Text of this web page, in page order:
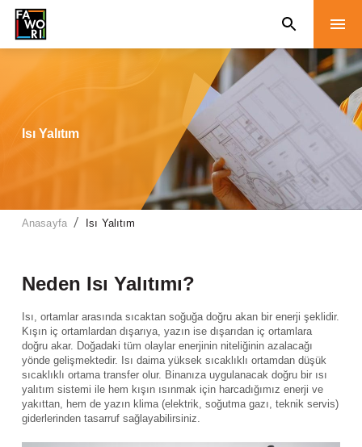
Isı Yalıtım
Anasayfa / Isı Yalıtım
Neden Isı Yalıtımı?
Isı, ortamlar arasında sıcaktan soğuğa doğru akan bir enerji şeklidir.
Kışın iç ortamlardan dışarıya, yazın ise dışarıdan iç ortamlara
doğru akar. Doğadaki tüm olaylar enerjinin niteliğinin azalacağı
yönde gelişmektedir. Isı daima yüksek sıcaklıklı ortamdan düşük
sıcaklıklı ortama transfer olur. Binanıza uygulanacak doğru bir ısı
yalıtım sistemi ile hem kışın ısınmak için harcadığımız enerji ve
yakıttan, hem de yazın klima (elektrik, soğutma gazı, teknik servis)
giderlerinden tasarruf sağlayabilirsiniz.